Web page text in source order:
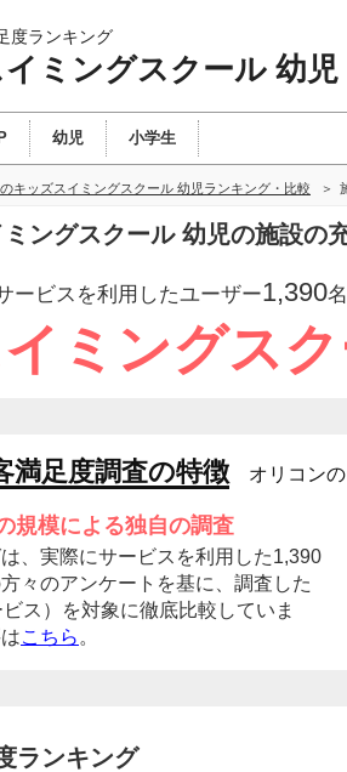
度ランキング
ミングスクール 幼児
幼児 小学生
キッズスイミングスクール 幼児ランキング・比較
ミングスクール 幼児の施設の
ービスを利用したユーザー1,390
ミングス
満足度調査の特徴 オリコン
規模による独自の調査
、実際にサービスを利用した1,390
々のアンケートを基に、調査した
ス）を対象に徹底比較していま
こちら 。
ランキング